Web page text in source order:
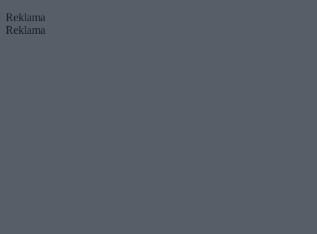
Reklama
Reklama